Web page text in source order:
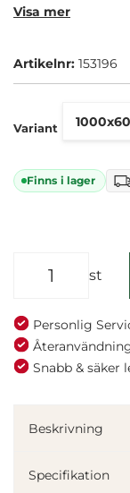
är fasta, med
Visa mer
Artikelnr: 153196
Variant
Finns i lager
st
Personlig
Snabb & säker
Beskrivning
Specifikation